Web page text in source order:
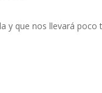
y que nos llevará